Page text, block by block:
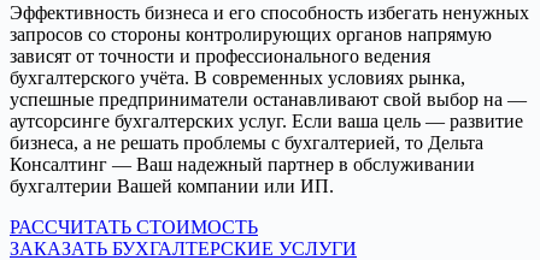
Эффективность бизнеса и его способность избегать ненужных
запросов со стороны контролирующих органов напрямую
зависят от точности и профессионального ведения
бухгалтерского учёта. В современных условиях рынка,
успешные предприниматели останавливают свой выбор на —
аутсорсинге бухгалтерских услуг. Если ваша цель — развитие
бизнеса, а не решать проблемы с бухгалтерией, то Дельта
Консалтинг — Ваш надежный партнер в обслуживании
бухгалтерии Вашей компании или ИП.
РАССЧИТАТЬ СТОИМОСТЬ
ЗАКАЗАТЬ БУХГАЛТЕРСКИЕ УСЛУГИ